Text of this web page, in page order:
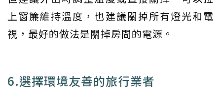
上窗簾維持溫度，也建議關掉所有燈光和電
視，最好的做法是關掉房間的電源。
6.選擇環境友善的旅行業者